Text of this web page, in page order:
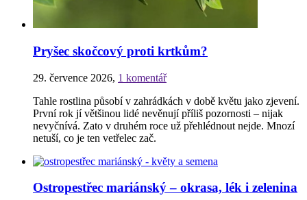
Pryšec skočcový proti krtkům?
29. července 2026, 1 komentář
Tahle rostlina působí v zahrádkách v době květu jako zjevení.
První rok jí většinou lidé nevěnují příliš pozornosti – nijak
nevyčnívá. Zato v druhém roce už přehlédnout nejde. Mnozí
netuší, co je ten vetřelec zač.
Ostropestřec mariánský – okrasa, lék i zelenina